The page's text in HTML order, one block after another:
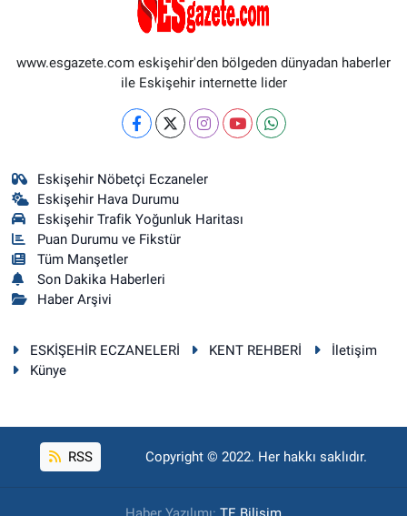
www.esgazete.com eskişehir'den bölgeden dünyadan haberler
ile Eskişehir internette lider
Eskişehir Nöbetçi Eczaneler
Eskişehir Hava Durumu
Eskişehir Trafik Yoğunluk Haritası
Puan Durumu ve Fikstür
Tüm Manşetler
Son Dakika Haberleri
Haber Arşivi
ESKİŞEHİR ECZANELERİ KENT REHBERİ
İletişim
Künye
RSS Copyright © 2022. Her hakkı saklıdır.